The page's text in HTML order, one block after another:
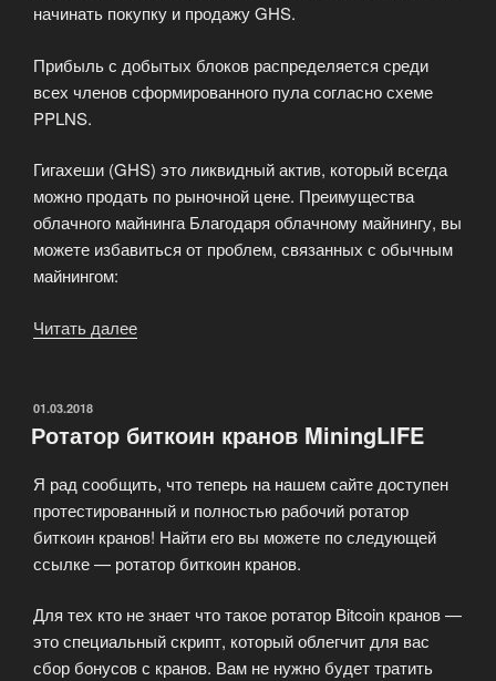
начинать покупку и продажу GHS.
Прибыль с добытых блоков распределяется среди
всех членов сформированного пула согласно схеме
PPLNS.
Гигахеши (GHS) это ликвидный актив, который всегда
можно продать по рыночной цене. Преимущества
облачного майнинга Благодаря облачному майнингу, вы
можете избавиться от проблем, связанных с обычным
майнингом:
Читать далее
ОПУБЛИКОВАНО
01.03.2018
Ротатор биткоин кранов MiningLIFE
Я рад сообщить, что теперь на нашем сайте доступен
протестированный и полностью рабочий ротатор
биткоин кранов! Найти его вы можете по следующей
ссылке — ротатор биткоин кранов.
Для тех кто не знает что такое ротатор Bitcoin кранов —
это специальный скрипт, который облегчит для вас
сбор бонусов с кранов. Вам не нужно будет тратить